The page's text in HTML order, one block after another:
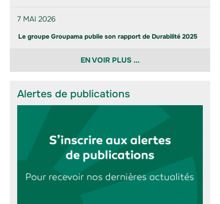
7 MAI 2026
Le groupe Groupama publie son rapport de Durabilité 2025
EN VOIR PLUS ...
Alertes de publications